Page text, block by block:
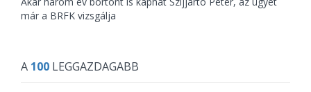
már a BRFK vizsgálja
A 100 LEGGAZDAGABB